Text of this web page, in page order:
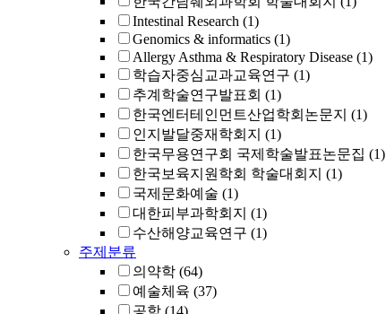
Intestinal Research (1)
Genomics & informatics (1)
Allergy Asthma & Respiratory Disease (1)
학습자중심교과교육연구 (1)
추계학술연구발표회 (1)
한국엔터테인먼트산업학회논문지 (1)
인지발달중재학회지 (1)
한국무용연구회 국제학술발표논문집 (1)
한국보육지원학회 학술대회지 (1)
국제문화예술 (1)
대한피부과학회지 (1)
수산해양교육연구 (1)
주제분류
의약학 (64)
예술체육 (37)
공학 (14)